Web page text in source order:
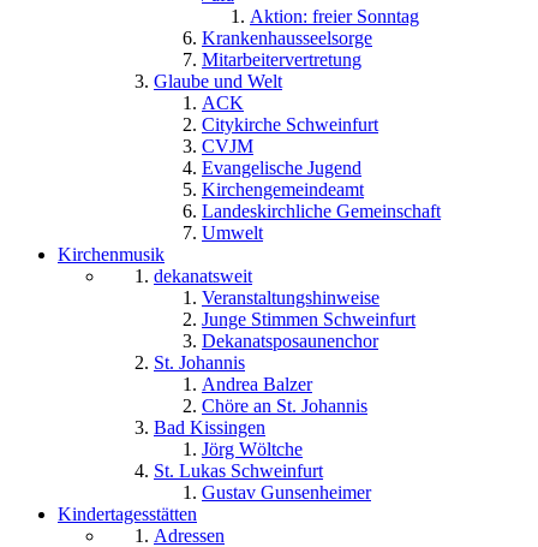
Aktion: freier Sonntag
Krankenhausseelsorge
Mitarbeitervertretung
Glaube und Welt
ACK
Citykirche Schweinfurt
CVJM
Evangelische Jugend
Kirchengemeindeamt
Landeskirchliche Gemeinschaft
Umwelt
Kirchenmusik
dekanatsweit
Veranstaltungshinweise
Junge Stimmen Schweinfurt
Dekanatsposaunenchor
St. Johannis
Andrea Balzer
Chöre an St. Johannis
Bad Kissingen
Jörg Wöltche
St. Lukas Schweinfurt
Gustav Gunsenheimer
Kindertagesstätten
Adressen